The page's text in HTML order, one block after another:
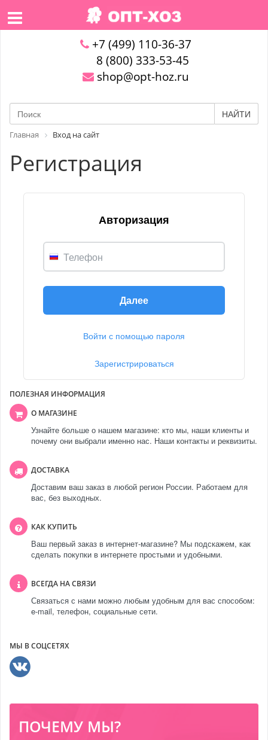
+7 (499) 110-36-37
8 (800) 333-53-45
shop@opt-hoz.ru
НАЙТИ
Главная Вход на сайт
Регистрация
Авторизация
Телефон
Далее
Войти с помощью пароля
Зарегистрироваться
ПОЛЕЗНАЯ ИНФОРМАЦИЯ
О МАГАЗИНЕ
Узнайте больше о нашем магазине: кто мы, наши клиенты и
почему они выбрали именно нас. Наши контакты и реквизиты.
ДОСТАВКА
Доставим ваш заказ в любой регион России. Работаем для
вас, без выходных.
КАК КУПИТЬ
Ваш первый заказ в интернет-магазине? Мы подскажем, как
сделать покупки в интернете простыми и удобными.
ВСЕГДА НА СВЯЗИ
Связаться с нами можно любым удобным для вас способом:
e-mail, телефон, социальные сети.
МЫ В СОЦСЕТЯХ
ПОЧЕМУ МЫ?